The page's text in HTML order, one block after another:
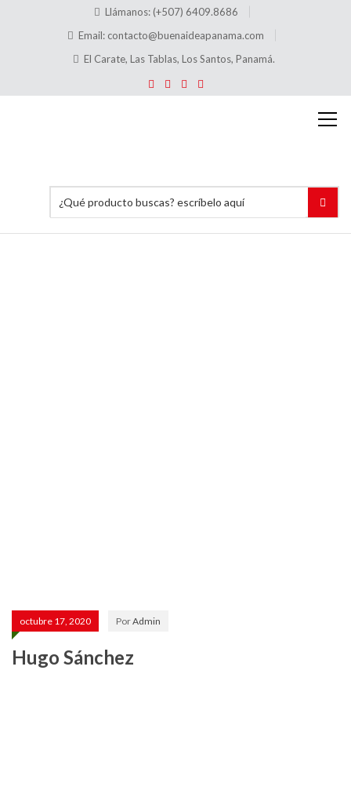
Llámanos: (+507) 6409.8686
Email: contacto@buenaideapanama.com
El Carate, Las Tablas, Los Santos, Panamá.
octubre 17, 2020 PorAdmin
Hugo Sánchez